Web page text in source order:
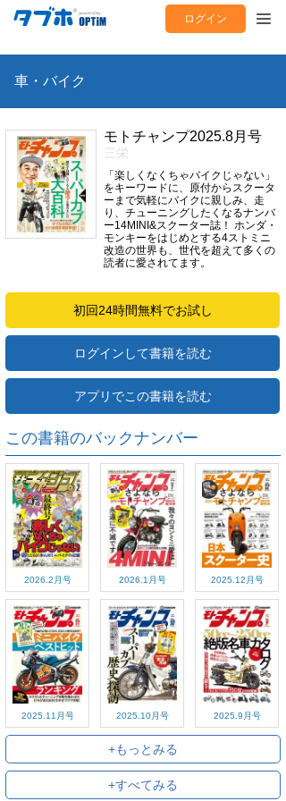
ログイン
車・バイク
モトチャンプ2025.8月号
三栄
「楽しくなくちゃバイクじゃない」
をキーワードに、原付からスクータ
ーまで気軽にバイクに親しみ、走
り、チューニングしたくなるナンバ
ー14MINI&スクーター誌！ ホンダ・
モンキーをはじめとする4ストミニ
改造の世界も、世代を超えて多くの
読者に愛されてます。
初回24時間無料でお試し
ログインして書籍を読む
アプリでこの書籍を読む
この書籍のバックナンバー
2026.2月号 2026.1月号 2025.12月号
2025.11月号 2025.10月号 2025.9月号
+もっとみる
+すべてみる